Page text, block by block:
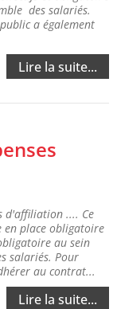
des salariés.
a également
Lire la suite...
d'affiliation .... Ce
en place obligatoire
au sein
salariés. Pour
au contrat...
Lire la suite...